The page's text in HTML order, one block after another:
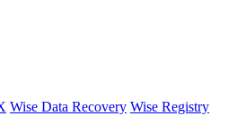
Wise Data Recovery Wise Registry